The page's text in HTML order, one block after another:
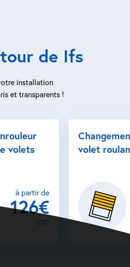
de Ifs
installation
et transparents !
volets
à partir de
126€
TTC
volet